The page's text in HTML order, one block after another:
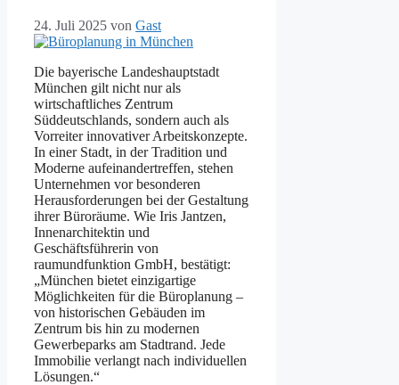
24. Juli 2025 von Gast
Die bayerische Landeshauptstadt
München gilt nicht nur als
wirtschaftliches Zentrum
Süddeutschlands, sondern auch als
Vorreiter innovativer Arbeitskonzepte.
In einer Stadt, in der Tradition und
Moderne aufeinandertreffen, stehen
Unternehmen vor besonderen
Herausforderungen bei der Gestaltung
ihrer Büroräume. Wie Iris Jantzen,
Innenarchitektin und
Geschäftsführerin von
raumundfunktion GmbH, bestätigt:
„München bietet einzigartige
Möglichkeiten für die Büroplanung –
von historischen Gebäuden im
Zentrum bis hin zu modernen
Gewerbeparks am Stadtrand. Jede
Immobilie verlangt nach individuellen
Lösungen.“